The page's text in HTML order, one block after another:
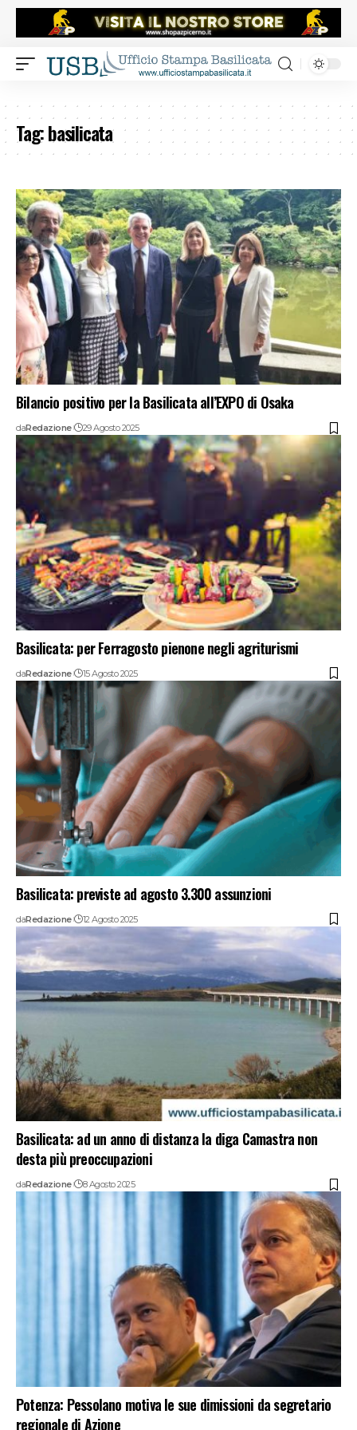
Tag:basilicata
Bilancio positivo per la Basilicata all’EXPO di Osaka
daRedazione 29 Agosto 2025
Basilicata: per Ferragosto pienone negli agriturismi
daRedazione 15 Agosto 2025
Basilicata: previste ad agosto 3.300 assunzioni
daRedazione 12 Agosto 2025
Basilicata: ad un anno di distanza la diga Camastra non
desta più preoccupazioni
daRedazione 8 Agosto 2025
Potenza: Pessolano motiva le sue dimissioni da segretario
regionale di Azione